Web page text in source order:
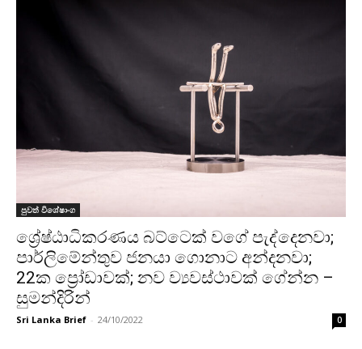
පුවත් විශේෂාංග
ශ්‍රේෂ්ඨාධිකරණය බට්ටෙක් වගේ පැද්දෙනවා;
පාර්ලිමේන්තුව ජනයා ගොනාට අන්දනවා;
22ක ප්‍රෝඩාවක්; නව ව්‍යවස්ථාවක් ගේන්න –
සුමන්දිරින්
Sri Lanka Brief - 24/10/2022 0